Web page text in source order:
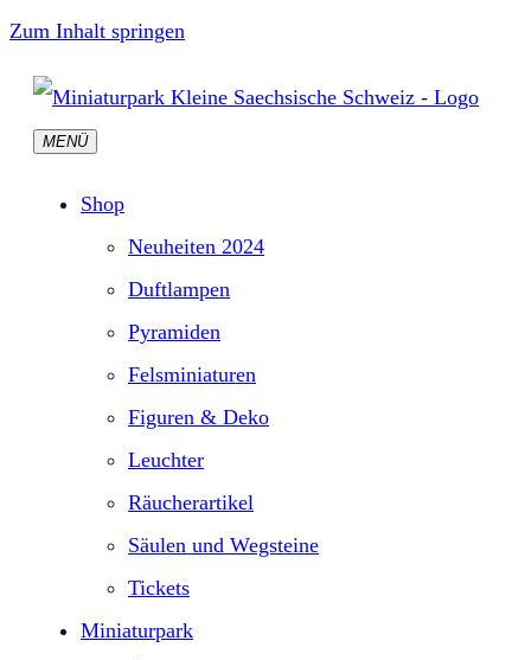
Zum Inhalt springen
MENÜ
Shop
Neuheiten 2024
Duftlampen
Pyramiden
Felsminiaturen
Figuren & Deko
Leuchter
Räucherartikel
Säulen und Wegsteine
Tickets
Miniaturpark